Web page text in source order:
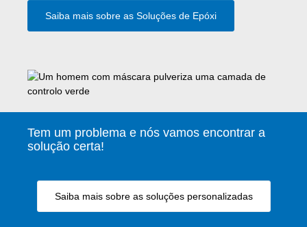
Saiba mais sobre as Soluções de Epóxi
Tem um problema e nós vamos encontrar a
solução certa!
Saiba mais sobre as soluções personalizadas